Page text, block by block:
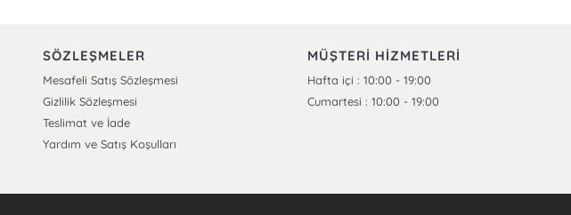
SÖZLEŞMELER
Mesafeli Satış Sözleşmesi
Gizlilik Sözleşmesi
Teslimat ve İade
Yardım ve Satış Koşulları
MÜŞTERİ HİZMETLERİ
Hafta içi : 10:00 - 19:00
Cumartesi : 10:00 - 19:00